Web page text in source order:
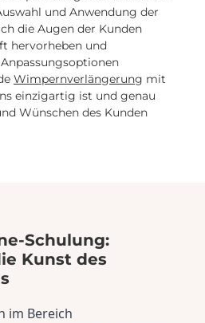
und Anwendung der
die Augen der Kunden
hervorheben und
Wimpernverlängerung mit
einzigartig ist und genau
Wünschen des Kunden
Schulung:
Kunst des